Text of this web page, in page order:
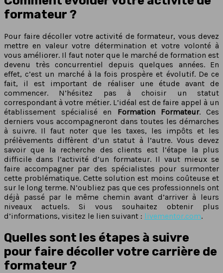
formateur ?
Pour faire décoller votre activité de formateur, vous devez
mettre en valeur votre détermination et votre volonté à
vous améliorer. Il faut noter que le marché de formation est
devenu très concurrentiel depuis quelques années. En
effet, c’est un marché à la fois prospère et évolutif. De ce
fait, il est important de réaliser une étude avant de
commencer. N’hésitez pas à choisir un statut
correspondant à votre métier. L’idéal est de faire appel à un
établissement spécialisé en Formation Formateur. Ces
derniers vous accompagneront dans toutes les démarches
à suivre. Il faut noter que les taxes, les impôts et les
prélèvements diffèrent d’un statut à l’autre. Vous devez
savoir que la recherche des clients est l’étape la plus
difficile dans l’activité d’un formateur. Il vaut mieux se
faire accompagner par des spécialistes pour surmonter
cette problématique. Cette solution est moins coûteuse et
sur le long terme. N’oubliez pas que ces professionnels ont
déjà passé par le même chemin avant d’arriver à leurs
niveaux actuels. Si vous souhaitez obtenir plus
d’informations, visitez le lien suivant : livementor.com.
Quelles sont les étapes à suivre
pour faire décoller votre carrière de
formateur ?